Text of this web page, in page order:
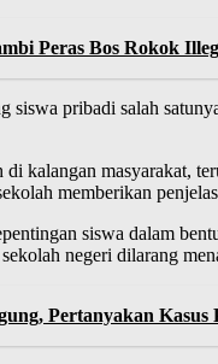
Peras Bos Rokok
siswa pribadi salah
kalangan masyarakat,
memberikan
siswa dalam
negeri dilarang
Pertanyakan